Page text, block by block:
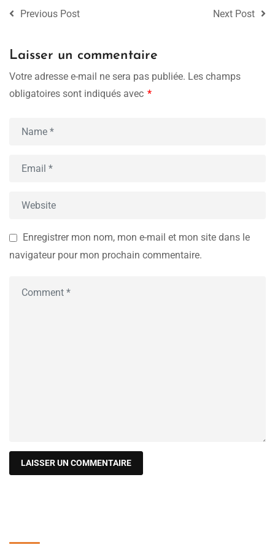
Previous Post Next Post
Laisser un commentaire
Votre adresse e-mail ne sera pas publiée. Les champs
obligatoires sont indiqués avec *
Enregistrer mon nom, mon e-mail et mon site dans le
navigateur pour mon prochain commentaire.